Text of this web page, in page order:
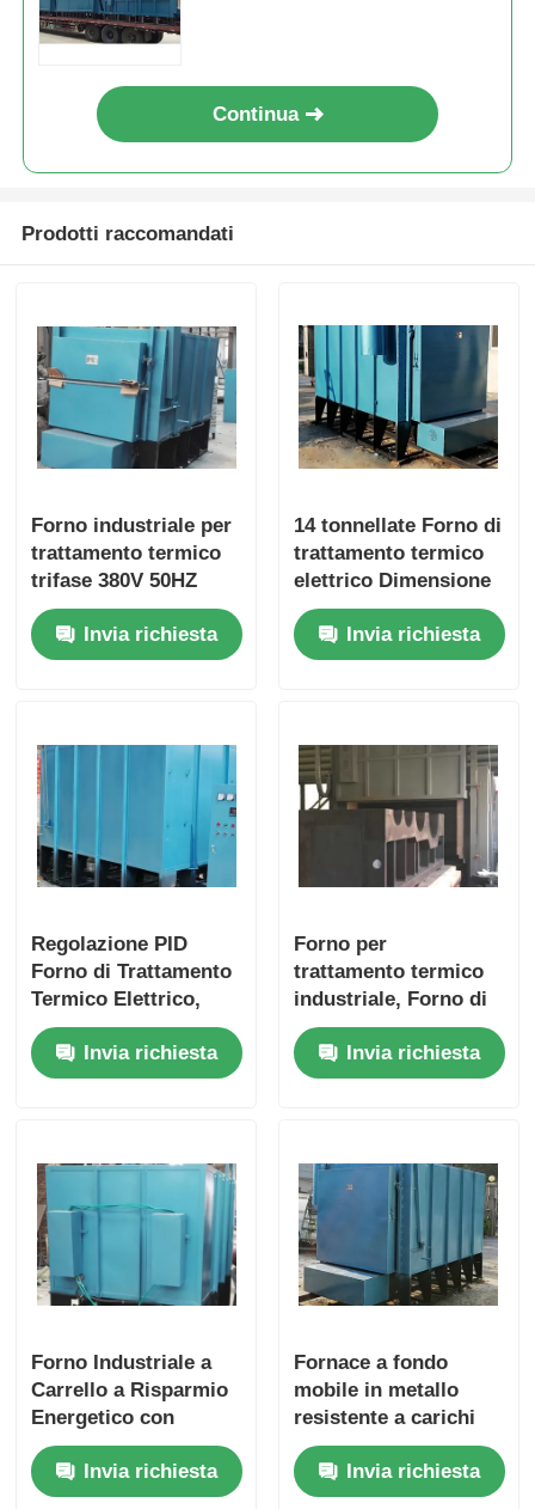
Continua
Prodotti raccomandati
Forno industriale per
trattamento termico
trifase 380V 50HZ
Potenza in uscita
regolabileInvia richiesta
14 tonnellate Forno di
trattamento termico
elettrico Dimensione
interna
2800*1400*800mm
Alta efficienza
Invia richiesta
Regolazione PID
Forno di Trattamento
Termico Elettrico,
Forno di Tempra
Sottovuoto Controllo
Intelligente
Invia richiesta
Forno per
trattamento termico
industriale, Forno di
trattamento termico,
Ricottura,
Normalizzazione
Invia richiesta
Forno Industriale a
Carrello a Risparmio
Energetico con
Controllo Automatico
della Temperatura
Invia richiesta
Fornace a fondo
mobile in metallo
resistente a carichi
pesanti, potenza in
uscita regolabile,
facile da usare
Invia richiesta